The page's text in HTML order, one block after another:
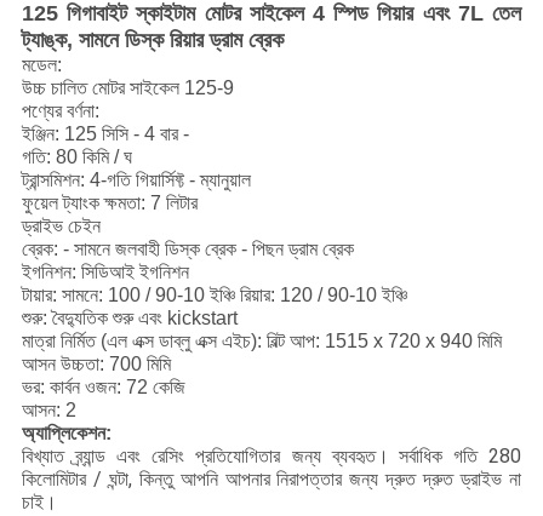
125 গিগাবাইট স্কাইটাম মোটর সাইকেল 4 স্পিড গিয়ার এবং 7L তেল
ট্যাঙ্ক, সামনে ডিস্ক রিয়ার ড্রাম ব্রেক
মডেল:
উচ্চ চালিত মোটর সাইকেল 125-9
পণ্যের বর্ণনা:
ইঞ্জিন: 125 সিসি - 4 বার -
গতি: 80 কিমি / ঘ
ট্রান্সমিশন: 4-গতি গিয়ার্সিফ্ট - ম্যানুয়াল
ফুয়েল ট্যাংক ক্ষমতা: 7 লিটার
ড্রাইভ চেইন
ব্রেক: - সামনে জলবাহী ডিস্ক ব্রেক - পিছন ড্রাম ব্রেক
ইগনিশন: সিডিআই ইগনিশন
টায়ার: সামনে: 100 / 90-10 ইঞ্চি রিয়ার: 120 / 90-10 ইঞ্চি
শুরু: বৈদ্যুতিক শুরু এবং kickstart
মাত্রা নির্মিত (এল এক্স ডাব্লু এক্স এইচ): বিল্ট আপ: 1515 x 720 x 940 মিমি
আসন উচ্চতা: 700 মিমি
ভর: কার্বন ওজন: 72 কেজি
আসন: 2
অ্যাপ্লিকেশন:
বিখ্যাত ব্র্যান্ড এবং রেসিং প্রতিযোগিতার জন্য ব্যবহৃত।
সর্বাধিক গতি 280
কিলোমিটার / ঘন্টা, কিন্তু আপনি আপনার নিরাপত্তার জন্য দ্রুত দ্রুত ড্রাইভ না
চাই।